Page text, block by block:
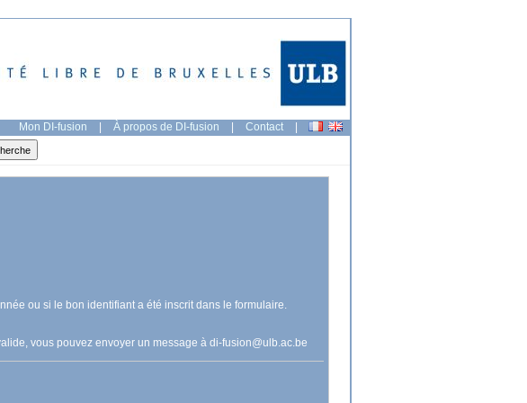
Mon DI-fusion | À propos de DI-fusion | Contact |
ou si le bon identifiant a été inscrit dans le formulaire.
vous pouvez envoyer un message à di-fusion@ulb.ac.be